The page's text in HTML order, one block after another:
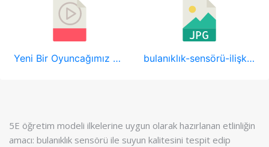
Yeni Bir Oyuncağımız Var - Analog Bulanıklık Sensörü (SEN0189) - Mar2016.mp4 bulanıklık-sensörü-ilişki-diyagramı.jpg
5E öğretim modeli ilkelerine uygun olarak hazırlanan etlinliğin
amacı: bulanıklık sensörü ile suyun kalitesini tespit edip